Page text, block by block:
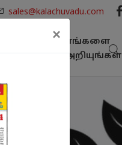
sales@kalachuvadu.com
எங்களை
அறியுங்கள்
×